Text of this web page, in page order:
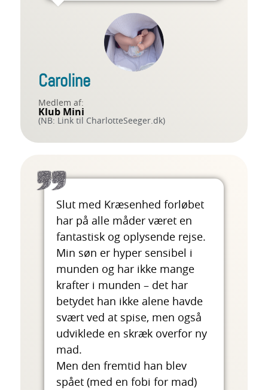
Caroline
Medlem af:
Klub Mini
(NB: Link til CharlotteSeeger.dk)
Slut med Kræsenhed forløbet
har på alle måder været en
fantastisk og oplysende rejse.
Min søn er hyper sensibel i
munden og har ikke mange
krafter i munden – det har
betydet han ikke alene havde
svært ved at spise, men også
udviklede en skræk overfor ny
mad.
Men den fremtid han blev
spået (med en fobi for mad)